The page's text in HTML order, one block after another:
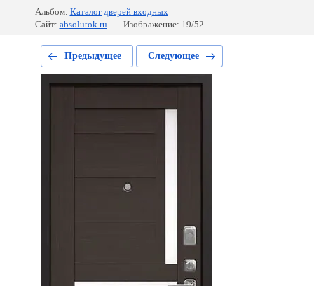
Альбом: Каталог дверей входных
Сайт: absolutok.ru Изображение: 19/52
Предыдущее Следующее